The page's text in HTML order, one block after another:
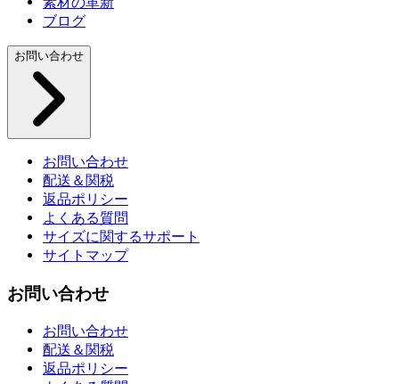
ブログ
お問い合わせ
お問い合わせ
配送＆関税
返品ポリシー
よくある質問
サイズに関するサポート
サイトマップ
お問い合わせ
お問い合わせ
配送＆関税
返品ポリシー